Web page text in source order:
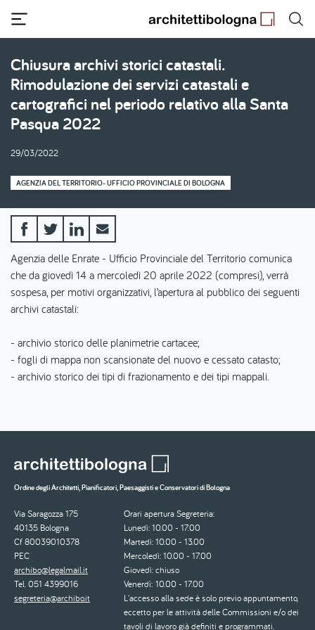
contenuto
principale
Chiusura archivi storici catastali.
Rimodulazione dei servizi catastali e
cartografici nel periodo relativo alla Santa
Pasqua 2022
29/03/2022
AGENZIA DEL TERRITORIO- UFFICIO PROVINCIALE DI BOLOGNA
Agenzia delle Enrate - Ufficio Provinciale del Territorio comunica
che da giovedì 14 a mercoledì 20 aprile 2022 (compresi), verrà
sospesa, per motivi organizzativi, l’apertura al pubblico dei seguenti
archivi catastali:
- archivio storico delle planimetrie cartacee;
- fogli di mappa non scansionate del nuovo e cessato catasto;
- archivio storico dei tipi di frazionamento e dei tipi mappali.
Ordine degli Architetti, Pianificatori, Paesaggisti e Conservatori di Bologna
Via Saragozza 175
40135 Bologna
Cf 80039010378
PEC
archibo@legalmail.it
Tel. 051 4399016
segreteria@archibo.it
Orari apertura Segreteria:
Lunedì: 10.00 - 17.00
Martedì: 10.00 - 13.00
Mercoledì: 10.00 - 17.00
Giovedì: chiuso
Venerdì: 10.00 - 17.00
L'accesso alla sede è solo previo appuntamento,
eccetto per le attività delle Commissioni e/o dei
tavoli di lavoro già definiti e programmati.